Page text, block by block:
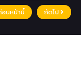
อนหน้านี้ ถัดไป